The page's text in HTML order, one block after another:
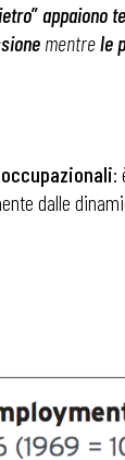
”appaiono
mentrele
:
dalle